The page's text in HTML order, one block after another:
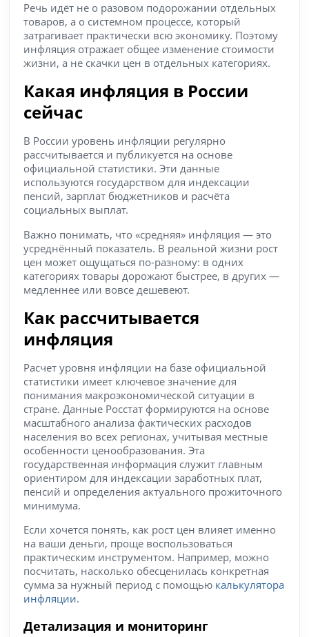
Речь идёт не о разовом подорожании отдельных
товаров, а о системном процессе, который
затрагивает практически всю экономику. Поэтому
инфляция отражает общее изменение стоимости
жизни, а не скачки цен в отдельных категориях.
Какая инфляция в России
сейчас
В России уровень инфляции регулярно
рассчитывается и публикуется на основе
официальной статистики. Эти данные
используются государством для индексации
пенсий, зарплат бюджетников и расчёта
социальных выплат.
Важно понимать, что «средняя» инфляция — это
усреднённый показатель. В реальной жизни рост
цен может ощущаться по-разному: в одних
категориях товары дорожают быстрее, в других —
медленнее или вовсе дешевеют.
Как рассчитывается
инфляция
Расчет уровня инфляции на базе официальной
статистики имеет ключевое значение для
понимания макроэкономической ситуации в
стране. Данные Росстат формируются на основе
масштабного анализа фактических расходов
населения во всех регионах, учитывая местные
особенности ценообразования. Эта
государственная информация служит главным
ориентиром для индексации заработных плат,
пенсий и определения актуального прожиточного
минимума.
Если хочется понять, как рост цен влияет именно
на ваши деньги, проще воспользоваться
практическим инструментом. Например, можно
посчитать, насколько обесценилась конкретная
сумма за нужный период с помощью калькулятора
инфляции.
Детализация и мониторинг